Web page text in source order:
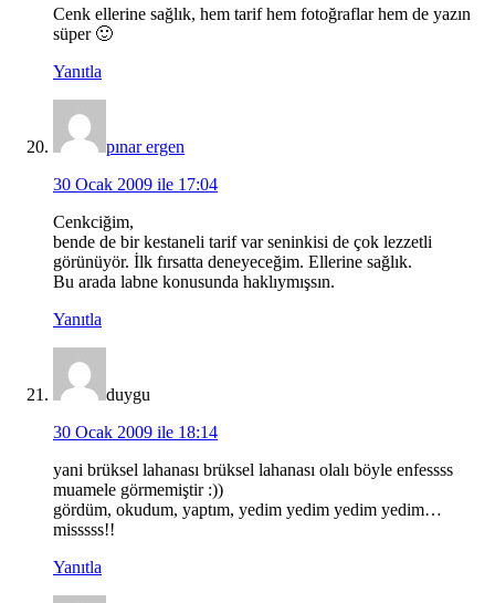
Cenk ellerine sağlık, hem tarif hem fotoğraflar hem de yazın
süper 🙂
Yanıtla
pınar ergen
30 Ocak 2009 ile 17:04
Cenkciğim,
bende de bir kestaneli tarif var seninkisi de çok lezzetli
görünüyör. İlk fırsatta deneyeceğim. Ellerine sağlık.
Bu arada labne konusunda haklıymışsın.
Yanıtla
duygu
30 Ocak 2009 ile 18:14
yani brüksel lahanası brüksel lahanası olalı böyle enfessss
muamele görmemiştir :))
gördüm, okudum, yaptım, yedim yedim yedim yedim…
misssss!!
Yanıtla